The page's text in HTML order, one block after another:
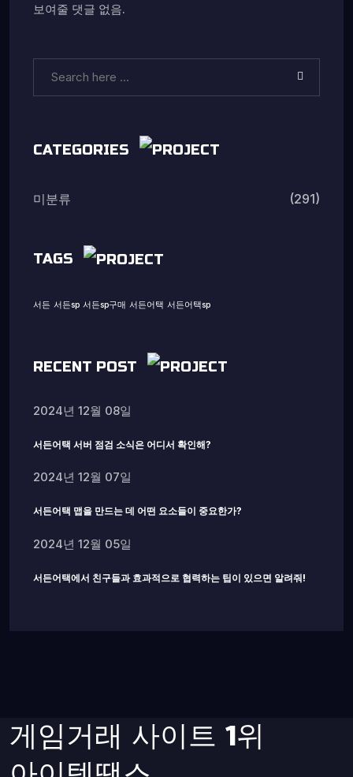
보여줄 댓글 없음.
CATEGORIES
미분류 (291)
TAGS
서든 서든sp 서든sp구매 서든어택 서든어택sp
RECENT POST
2024년 12월 08일
서든어택 서버 점검 소식은 어디서 확인해?
2024년 12월 07일
서든어택 맵을 만드는 데 어떤 요소들이 중요한가?
2024년 12월 05일
서든어택에서 친구들과 효과적으로 협력하는 팁이 있으면 알려줘!
게임거래 사이트 1위